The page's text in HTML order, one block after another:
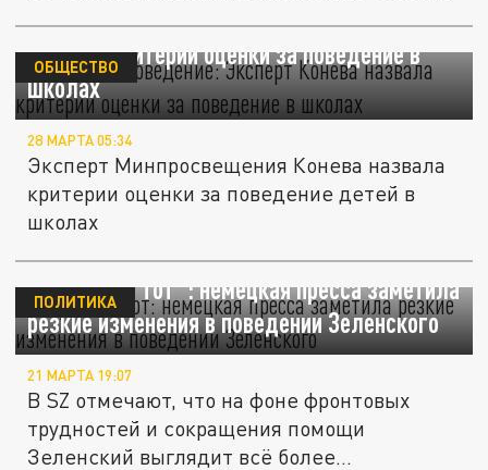
Двойка за поведение: Эксперт Конева
назвала критерии оценки за поведение в
школах
ОБЩЕСТВО
28 МАРТА 05:34
Эксперт Минпросвещения Конева назвала
критерии оценки за поведение детей в
школах
"Он уже не тот": немецкая пресса заметила
резкие изменения в поведении Зеленского
ПОЛИТИКА
21 МАРТА 19:07
В SZ отмечают, что на фоне фронтовых
трудностей и сокращения помощи
Зеленский выглядит всё более